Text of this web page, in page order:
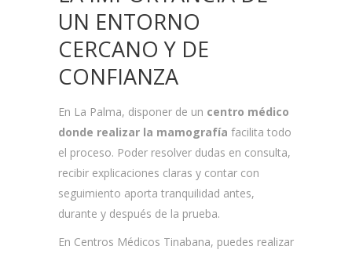
UN ENTORNO
CERCANO Y DE
CONFIANZA
En La Palma, disponer de un centro médico
donde realizar la mamografía facilita todo
el proceso. Poder resolver dudas en consulta,
recibir explicaciones claras y contar con
seguimiento aporta tranquilidad antes,
durante y después de la prueba.
En Centros Médicos Tinabana, puedes realizar